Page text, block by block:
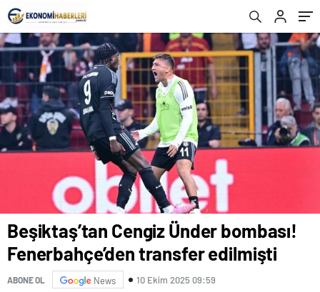
Beşiktaş’tan Cengiz Ünder bombası!
Fenerbahçe’den transfer edilmişti
ABONE OL News 10 Ekim 2025 09:59